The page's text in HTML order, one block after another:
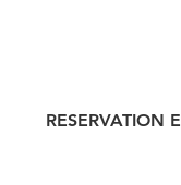
RESERVATION